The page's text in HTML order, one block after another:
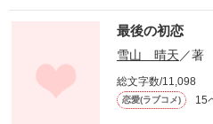
作品を
作品を
最後の初恋
雪山 晴天 ／著
総文字数/11,098
恋愛(ラブコメ) 15